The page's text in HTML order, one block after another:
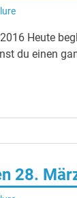
Heute
du einen
28.